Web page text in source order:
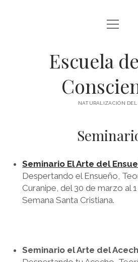
BLOG Y ARTÍCULOS
abrir
menú
Escuela
NATURALIZACIÓN DEL
Seminario El Arte del
Despertando el Ensueño,
Curanipe, del 30 de marzo al
Semana Santa Cristiana.
Seminario el Arte del